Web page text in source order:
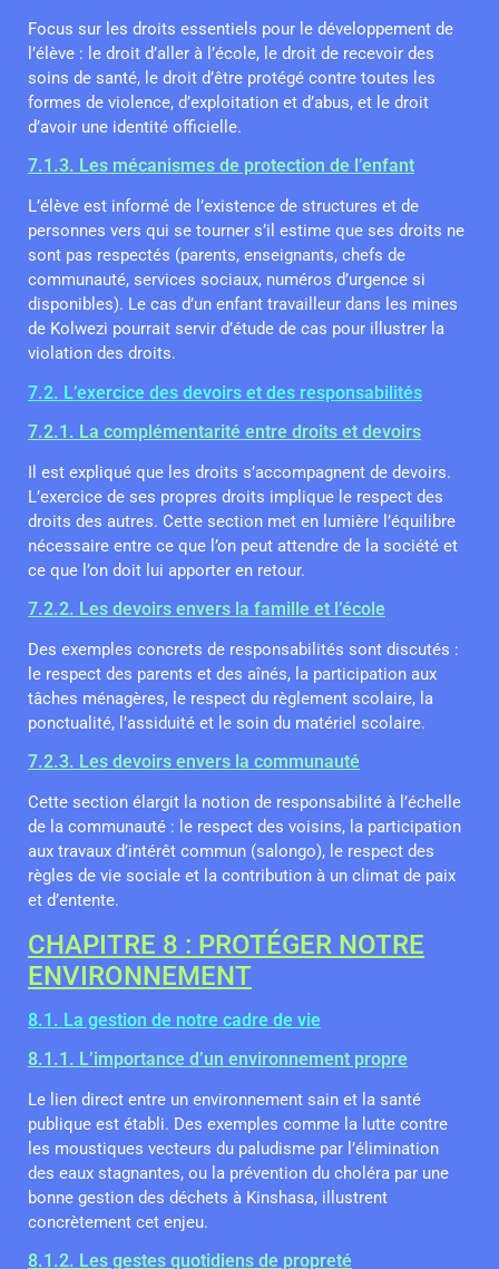
Focus sur les droits essentiels pour le développement de
l’élève : le droit d’aller à l’école, le droit de recevoir des
soins de santé, le droit d’être protégé contre toutes les
formes de violence, d’exploitation et d’abus, et le droit
d’avoir une identité officielle.
7.1.3. Les mécanismes de protection de l’enfant
L’élève est informé de l’existence de structures et de
personnes vers qui se tourner s’il estime que ses droits ne
sont pas respectés (parents, enseignants, chefs de
communauté, services sociaux, numéros d’urgence si
disponibles). Le cas d’un enfant travailleur dans les mines
de Kolwezi pourrait servir d’étude de cas pour illustrer la
violation des droits.
7.2. L’exercice des devoirs et des responsabilités
7.2.1. La complémentarité entre droits et devoirs
Il est expliqué que les droits s’accompagnent de devoirs.
L’exercice de ses propres droits implique le respect des
droits des autres. Cette section met en lumière l’équilibre
nécessaire entre ce que l’on peut attendre de la société et
ce que l’on doit lui apporter en retour.
7.2.2. Les devoirs envers la famille et l’école
Des exemples concrets de responsabilités sont discutés :
le respect des parents et des aînés, la participation aux
tâches ménagères, le respect du règlement scolaire, la
ponctualité, l’assiduité et le soin du matériel scolaire.
7.2.3. Les devoirs envers la communauté
Cette section élargit la notion de responsabilité à l’échelle
de la communauté : le respect des voisins, la participation
aux travaux d’intérêt commun (salongo), le respect des
règles de vie sociale et la contribution à un climat de paix
et d’entente.
CHAPITRE 8 : PROTÉGER NOTRE
ENVIRONNEMENT
8.1. La gestion de notre cadre de vie
8.1.1. L’importance d’un environnement propre
Le lien direct entre un environnement sain et la santé
publique est établi. Des exemples comme la lutte contre
les moustiques vecteurs du paludisme par l’élimination
des eaux stagnantes, ou la prévention du choléra par une
bonne gestion des déchets à Kinshasa, illustrent
concrètement cet enjeu.
8.1.2. Les gestes quotidiens de propreté